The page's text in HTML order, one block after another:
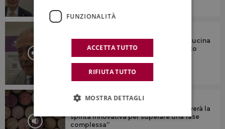
“Il fascino di vino, agroalimentare e cucina
italiani vince anche il difficile contesto
mondiale”
IL COMMENTO
“Il vino italiano, come in passato, troverà la
spinta innovativa per superare una fase
complessa”
FUNZIONALITÀ
ACCETTA TUTTO
RIFIUTA TUTTO
MOSTRA DETTAGLI